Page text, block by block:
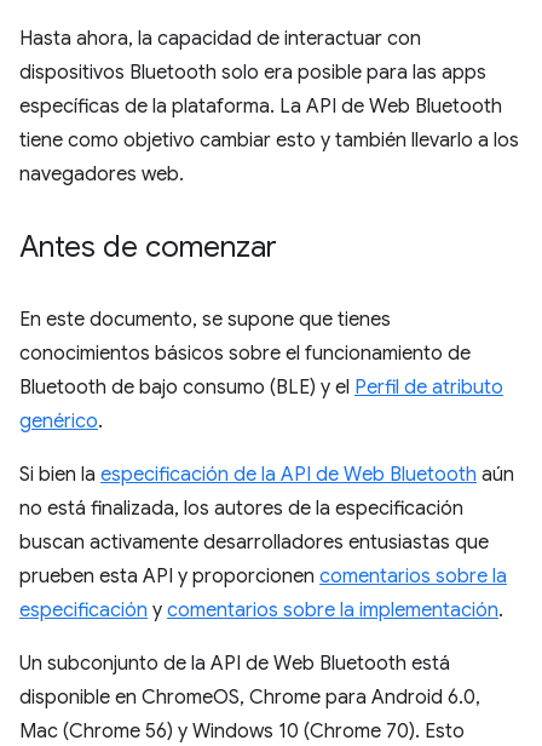
Hasta ahora, la capacidad de interactuar con
dispositivos Bluetooth solo era posible para las apps
específicas de la plataforma. La API de Web Bluetooth
tiene como objetivo cambiar esto y también llevarlo a los
navegadores web.
Antes de comenzar
En este documento, se supone que tienes
conocimientos básicos sobre el funcionamiento de
Bluetooth de bajo consumo (BLE) y el Perfil de atributo
genérico.
Si bien la especificación de la API de Web Bluetooth aún
no está finalizada, los autores de la especificación
buscan activamente desarrolladores entusiastas que
prueben esta API y proporcionen comentarios sobre la
especificación y comentarios sobre la implementación.
Un subconjunto de la API de Web Bluetooth está
disponible en ChromeOS, Chrome para Android 6.0,
Mac (Chrome 56) y Windows 10 (Chrome 70). Esto